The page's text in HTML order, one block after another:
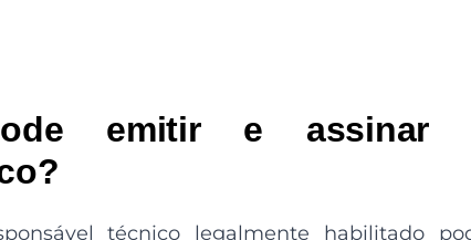
emitir e assinar
técnico legalmente habilitado